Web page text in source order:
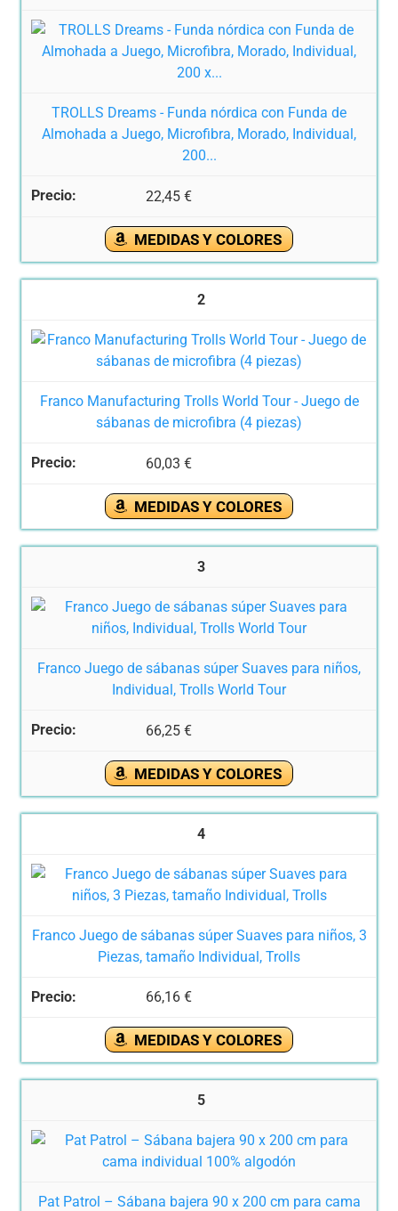
TROLLS Dreams - Funda nórdica con Funda de
Almohada a Juego, Microfibra, Morado, Individual,
200...
22,45 €
MEDIDAS Y COLORES
2
Franco Manufacturing Trolls World Tour - Juego de
sábanas de microfibra (4 piezas)
60,03 €
MEDIDAS Y COLORES
3
Franco Juego de sábanas súper Suaves para niños,
Individual, Trolls World Tour
66,25 €
MEDIDAS Y COLORES
4
Franco Juego de sábanas súper Suaves para niños, 3
Piezas, tamaño Individual, Trolls
66,16 €
MEDIDAS Y COLORES
5
Pat Patrol – Sábana bajera 90 x 200 cm para cama